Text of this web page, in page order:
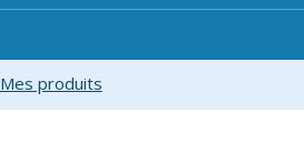
Mes produits